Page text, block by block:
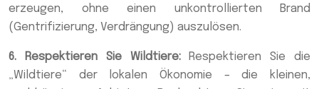
erzeugen, ohne einen unkontrollierten Brand
(Gentrifizierung, Verdrängung) auszulösen.
6. Respektieren Sie Wildtiere:Respektieren Sie die
„Wildtiere“ der lokalen Ökonomie – die kleinen,